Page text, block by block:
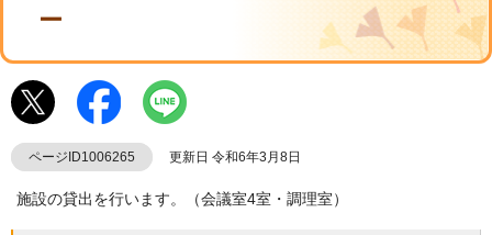
ー
ページID1006265 更新日 令和6年3月8日
施設の貸出を行います。（会議室4室・調理室）